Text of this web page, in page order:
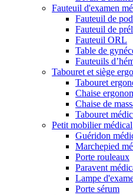
Fauteuil d'examen
Fauteuil de
Fauteuil de
Fauteuil ORL
Table de
Fauteuils
Tabouret et siège
Tabouret
Chaise
Chaise de
Tabouret
Petit mobilier médical
Guéridon
Marchepied
Porte rouleaux
Paravent
Lampe
Porte sérum